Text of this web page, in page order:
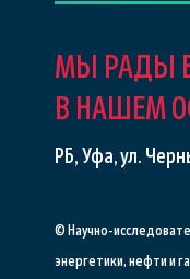
МЫ РАДЫ
В НАШЕМ
РБ, Уфа, ул.
© Научно-
энергетики, нефти и